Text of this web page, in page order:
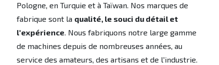
Pologne, en Turquie et à Taïwan. Nos marques de
fabrique sont la qualité, le souci du détail et
l'expérience. Nous fabriquons notre large gamme
de machines depuis de nombreuses années, au
service des amateurs, des artisans et de l'industrie.